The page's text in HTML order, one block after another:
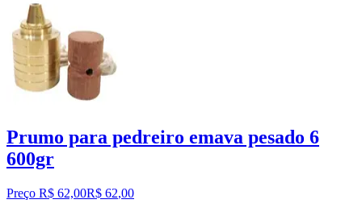
Prumo para pedreiro emava pesado 6
600gr
Preço R$ 62,00R$ 62,00